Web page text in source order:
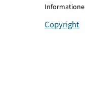
Copyright